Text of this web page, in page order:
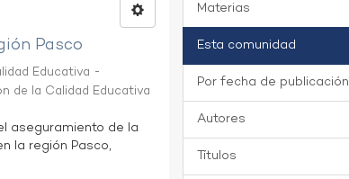
Pasco
Educativa -
de la Calidad Educativa
aseguramiento de la
la región Pasco,
Materias
Esta comunidad
Por fecha de publicación
Autores
Títulos